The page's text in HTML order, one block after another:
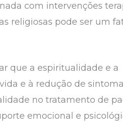
com intervenções
religiosas pode ser um
que a espiritualidade e a
e à redução de
no tratamento de
emocional e